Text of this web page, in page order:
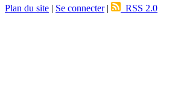
Plan du site | Se connecter| RSS 2.0